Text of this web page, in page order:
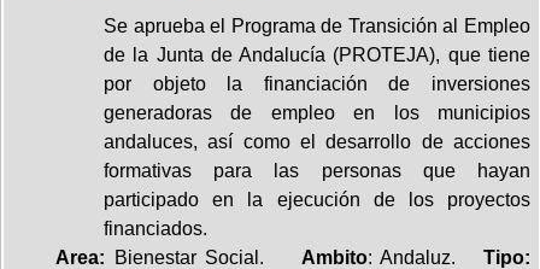
Se aprueba el Programa de Transición al Empleo
de la Junta de Andalucía (PROTEJA), que tiene
por objeto la financiación de inversiones
generadoras de empleo en los municipios
andaluces, así como el desarrollo de acciones
formativas para las personas que hayan
participado en la ejecución de los proyectos
financiados.
Area: Bienestar Social. Ambito: Andaluz.Tipo: